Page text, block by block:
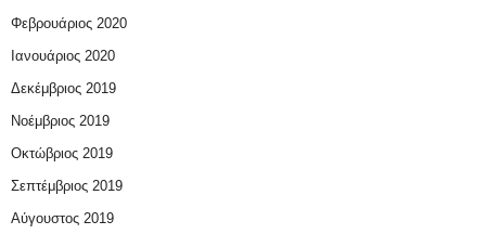
Φεβρουάριος 2020
Ιανουάριος 2020
Δεκέμβριος 2019
Νοέμβριος 2019
Οκτώβριος 2019
Σεπτέμβριος 2019
Αύγουστος 2019